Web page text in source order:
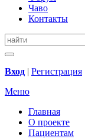
Чаво
Контакты
Вход | Регистрация
Меню
Главная
О проекте
Пациентам